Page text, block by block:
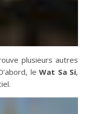
plusieurs autres
le Wat Sa Si,